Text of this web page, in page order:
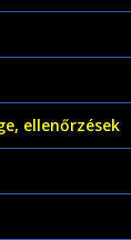
ellenőrzések